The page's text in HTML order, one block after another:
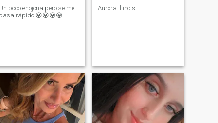
Un poco enojona pero se me
pasa rápido 😛😛😛😛
Aurora Illinois